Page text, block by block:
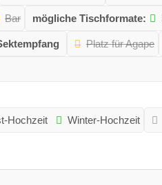
Bar mögliche Tischformate:
Platz für Agape
Hochzeit Winter-Hochzeit